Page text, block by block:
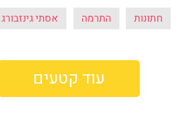
חתונות התרמה אסתי גינזבורג
עוד קטעים